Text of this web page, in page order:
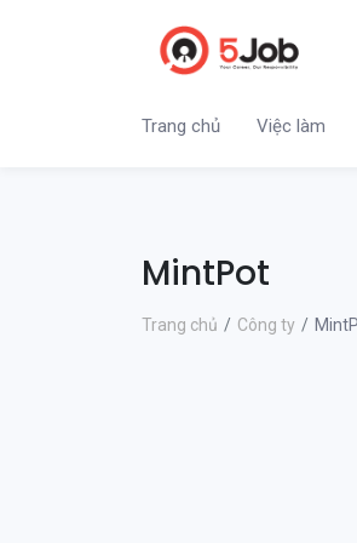
Trang chủ Việc làm
MintPot
Trang chủ Công ty